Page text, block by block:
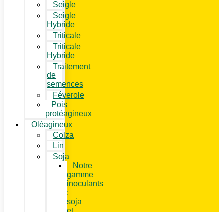
Seigle
Seigle
Hybride
Triticale
Triticale
Hybride
Traitement
de
semences
Féverole
Pois
protéagineux
Oléagineux
Colza
Lin
Soja
Notre
gamme
inoculants
:
soja
et